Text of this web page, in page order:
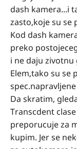
dash kamera...i
zasto,koje su se
Kod dash
preko
i ne daju
Elem,tako su se
Da skratim,
Transcdent
preporucuje za
kupim. Jer se